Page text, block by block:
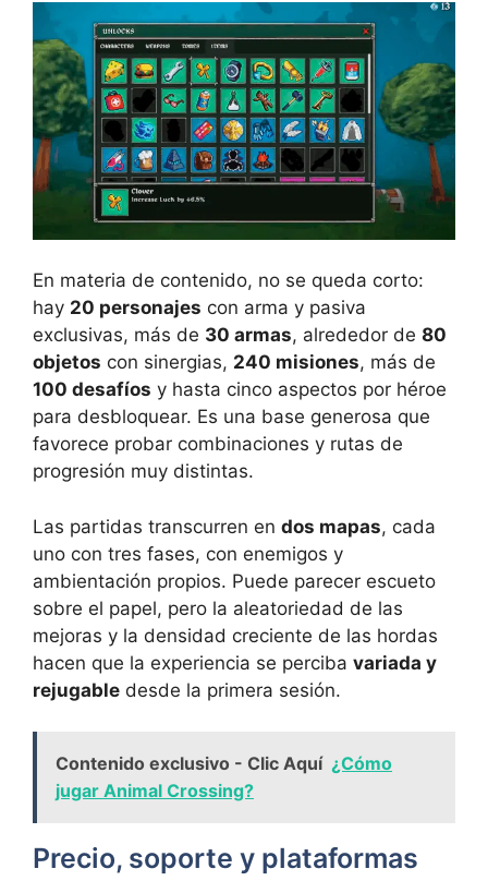
En materia de contenido, no se queda corto:
hay 20 personajes con arma y pasiva
exclusivas, más de 30 armas, alrededor de 80
objetos con sinergias, 240 misiones, más de
100 desafíos y hasta cinco aspectos por héroe
para desbloquear. Es una base generosa que
favorece probar combinaciones y rutas de
progresión muy distintas.
Las partidas transcurren en dos mapas, cada
uno con tres fases, con enemigos y
ambientación propios. Puede parecer escueto
sobre el papel, pero la aleatoriedad de las
mejoras y la densidad creciente de las hordas
hacen que la experiencia se perciba variada y
rejugable desde la primera sesión.
Contenido exclusivo - Clic Aquí ¿Cómo
jugar Animal Crossing?
Precio, soporte y plataformas